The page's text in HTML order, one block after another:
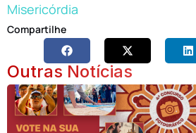
Misericórdia
Compartilhe
Outras Notícias